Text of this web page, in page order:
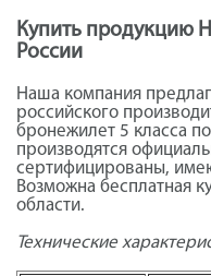
Купить продукцию
России
Наша компания
российского
бронежилет 5 класса
производятся
сертифицированы,
Возможна бесплатная
области.
Технические